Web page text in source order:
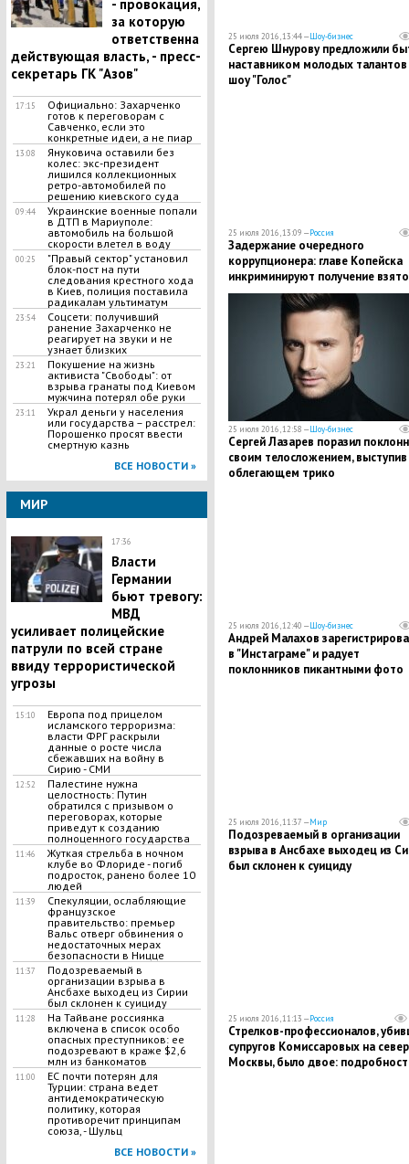
- провокация,
за которую
ответственна
действующая власть, - пресс-
секретарь ГК "Азов"
17:15
Официально: Захарченко
готов к переговорам с
Савченко, если это
конкретные идеи, а не пиар
13:08
Януковича оставили без
колес: экс-президент
лишился коллекционных
ретро-автомобилей по
решению киевского суда
09:44
Украинские военные попали
в ДТП в Мариуполе:
автомобиль на большой
скорости влетел в воду
00:25
"Правый сектор" установил
блок-пост на пути
следования крестного хода
в Киев, полиция поставила
радикалам ультиматум
23:54
Соцсети: получивший
ранение Захарченко не
реагирует на звуки и не
узнает близких
23:21
​Покушение на жизнь
активиста "Свободы": от
взрыва гранаты под Киевом
мужчина потерял обе руки
23:11
Украл деньги у населения
или государства – расстрел:
Порошенко просят ввести
смертную казнь
ВСЕ НОВОСТИ »
МИР
17:36
Власти
Германии
бьют тревогу:
МВД
усиливает полицейские
патрули по всей стране
ввиду террористической
угрозы
15:10
Европа под прицелом
исламского терроризма:
власти ФРГ раскрыли
данные о росте числа
сбежавших на войну в
Сирию - СМИ
12:52
Палестине нужна
целостность: Путин
обратился с призывом о
переговорах, которые
приведут к созданию
полноценного государства
11:46
​Жуткая стрельба в ночном
клубе во Флориде - погиб
подросток, ранено более 10
людей
11:39
Спекуляции, ослабляющие
французское
правительство: премьер
Вальс отверг обвинения о
недостаточных мерах
безопасности в Ницце
11:37
Подозреваемый в
организации взрыва в
Ансбахе выходец из Сирии
был склонен к суициду
11:28
На Тайване россиянка
включена в список особо
опасных преступников: ее
подозревают в краже $2,6
млн из банкоматов
11:00
ЕС почти потерян для
Турции: страна ведет
антидемократическую
политику, которая
противоречит принципам
союза, - Шульц
ВСЕ НОВОСТИ »
25 июля 2016, 13:44 —Шоу-бизнес
Сергею Шнурову предложили
наставником молодых талантов
шоу "Голос"
25 июля 2016, 13:09 —Россия
Задержание очередного
коррупционера: главе Копейска
инкриминируют получение
на 2 млн рублей
25 июля 2016, 12:58 —Шоу-бизнес
Cергей Лазарев поразил
своим телосложением, выступив
облегающем трико
25 июля 2016, 12:40 —Шоу-бизнес
Андрей Малахов
в "Инстаграме" и радует
поклонников пикантными фото
25 июля 2016, 11:37 —Мир
Подозреваемый в организации
взрыва в Ансбахе выходец из
был склонен к суициду
25 июля 2016, 11:13 —Россия
Стрелков-профессионалов,
супругов Комиссаровых на
Москвы, было двое: